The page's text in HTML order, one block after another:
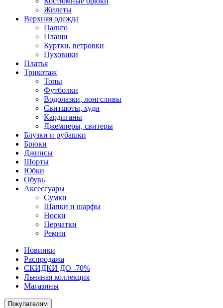
Жилеты
Верхняя одежда
Пальто
Плащи
Куртки, ветровки
Пуховики
Платья
Трикотаж
Топы
Футболки
Водолазки, лонгсливы
Свитшоты, худи
Кардиганы
Джемперы, свитеры
Блузки и рубашки
Брюки
Джинсы
Шорты
Юбки
Обувь
Аксессуары
Сумки
Шапки и шарфы
Носки
Перчатки
Ремни
Новинки
Распродажа
СКИДКИ ДО -70%
Льняная коллекция
Магазины
Покупателям